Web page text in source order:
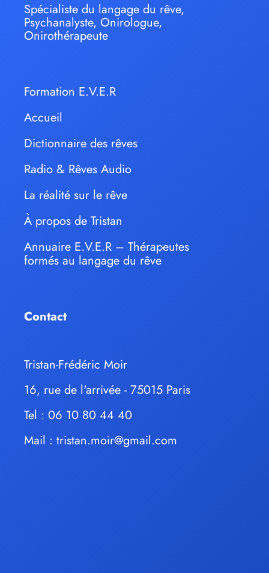
Spécialiste du langage du rêve,
Psychanalyste, Onirologue,
Onirothérapeute
Formation E.V.E.R
Accueil
Dictionnaire des rêves
Radio & Rêves Audio
La réalité sur le rêve
À propos de Tristan
Annuaire E.V.E.R – Thérapeutes
formés au langage du rêve
Contact
Tristan-Frédéric Moir
16, rue de l'arrivée - 75015 Paris
Tel : 06 10 80 44 40
Mail : tristan.moir@gmail.com